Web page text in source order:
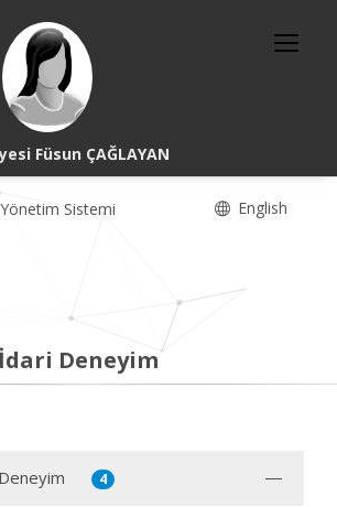
Füsun ÇAĞLAYAN
Sistemi English
Deneyim
4